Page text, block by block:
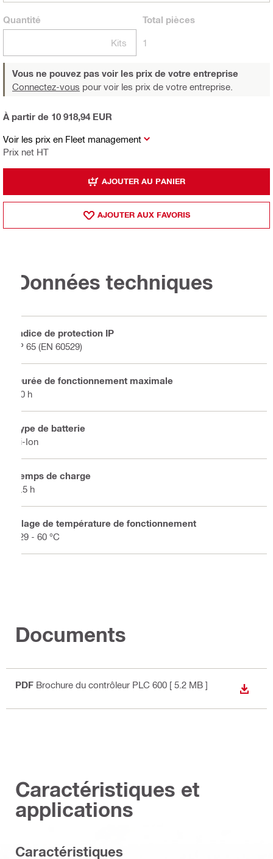
Quantité
Kits
Total pièces
1
Vous ne pouvez pas voir les prix de votre entreprise
Connectez-vous pour voir les prix de votre entreprise.
Voir les prix en Fleet management
Prix net HT
À partir de 10 918,94 EUR
AJOUTER AU PANIER
AJOUTER AUX FAVORIS
Données techniques
Indice de protection IP
IP 65 (EN 60529)
Durée de fonctionnement maximale
10 h
Type de batterie
Li-Ion
Temps de charge
4.5 h
Plage de température de fonctionnement
-29 - 60 °C
Documents
PDF Brochure du contrôleur PLC 600 [ 5.2 MB ]
Caractéristiques et
applications
Caractéristiques